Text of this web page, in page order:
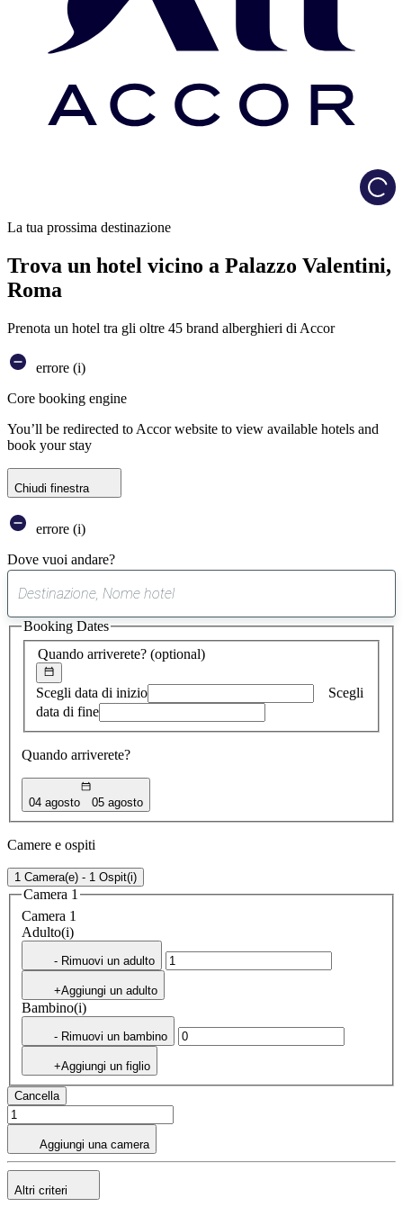
La tua prossima destinazione
Trova un hotel vicino a Palazzo Valentini,
Roma
Prenota un hotel tra gli oltre 45 brand alberghieri di Accor
errore (i)
Core booking engine
You’ll be redirected to Accor website to view available hotels and
book your stay
Chiudi finestra
errore (i)
Dove vuoi andare?
suggerimento
trovato
Quando arriverete? (optional)
Scegli data di inizio
Scegli
data di fine
Quando arriverete?
04 agosto 05 agosto
Booking Dates
Camere e ospiti
1 Camera(e) - 1 Ospit(i)
Camera 1
Camera 1
Adulto(i)
- Rimuovi un adulto
+Aggiungi un adulto
Bambino(i)
- Rimuovi un bambino
+Aggiungi un figlio
Cancella
Aggiungi una camera
Altri criteri